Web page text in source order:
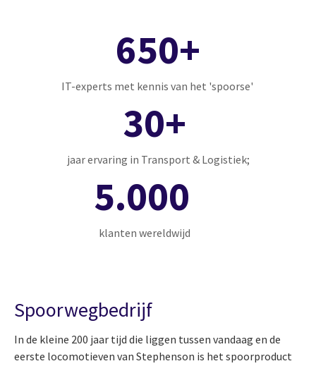
650+
IT-experts met kennis van het 'spoorse'
30+
jaar ervaring in Transport & Logistiek;
5.000
klanten wereldwijd
Spoorwegbedrijf
In de kleine 200 jaar tijd die liggen tussen vandaag en de
eerste locomotieven van Stephenson is het spoorproduct